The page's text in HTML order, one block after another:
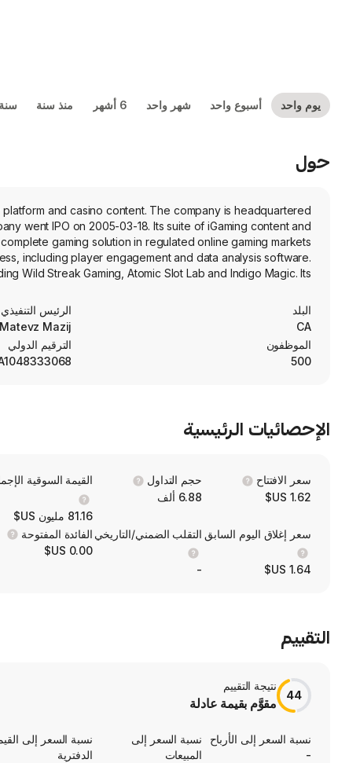
يوم واحد أسبوع واحد شهر واحد 6 أشهر منذ سنة
حول
and casino content. The company is headquartered
went IPO on 2005-03-18. Its suite of iGaming content and
gaming solution in regulated online gaming markets
including player engagement and data analysis software.
Wild Streak Gaming, Atomic Slot Lab and Indigo Magic. Its
HUB content delivery platform and are available to Bragg
customers.
البلد
CA
الرئيس التنفيذي
Mazij
الموظفون
500
الترقيم الدولي
الإحصائيات الرئيسية
سعر الافتتاح
1.62 US$
حجم التداول
6.88 ألف
القيمة السوقية
81.16 مليون US$
سعر إغلاق اليوم السابق
1.64 US$
التقلب الضمني/التاريخي
-
الفائدة المفتوحة
0.00 US$
التقييم
44
نتيجة التقييم
مقوَّم بقيمة عادلة
نسبة السعر إلى الأرباح
-
نسبة السعر إلى
المبيعات
نسبة السعر إلى
الدفترية